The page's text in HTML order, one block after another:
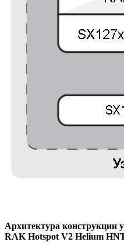
Архитектура конструкции
RAK Hotspot V2 Helium